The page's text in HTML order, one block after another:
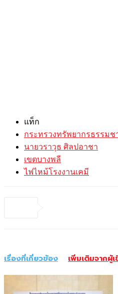
แท็ก
กระทรวงทรัพยากรธรรม
นายวราวุธ ศิลปอาชา
เขตบางพลี
ไฟไหม้โรงงานเคมี
เรื่องที่เกี่ยวข้อง เพิ่มเติมจากผู้